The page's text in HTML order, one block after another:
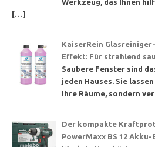
Werkzeug, das Ihnen
[…]
KaiserRein
Effekt: Für strahlend
Saubere Fenster sind
jeden Hauses. Sie
Ihre Räume, sondern
Der kompakte
PowerMaxx BS 12